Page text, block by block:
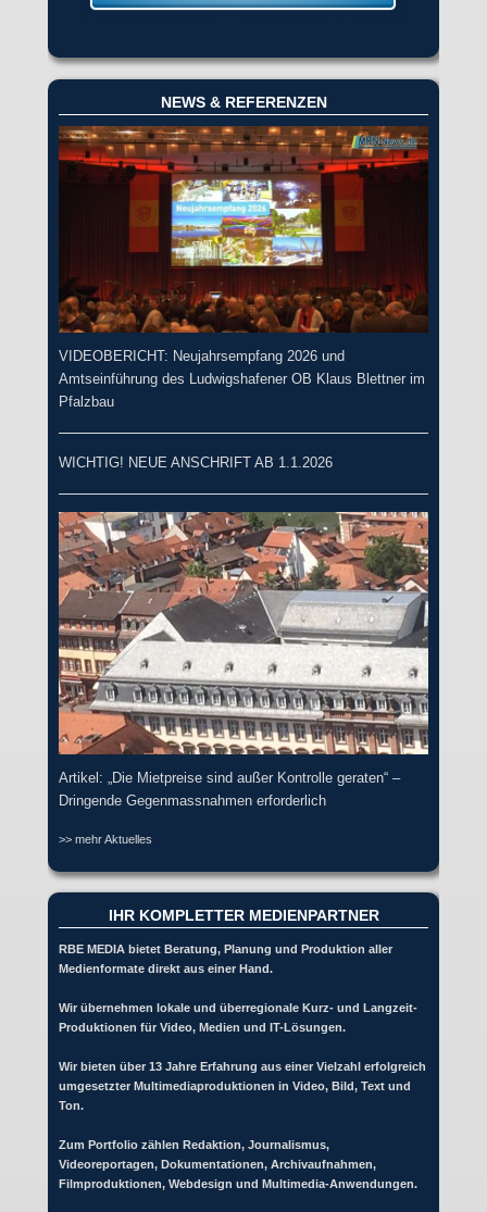
NEWS & REFERENZEN
VIDEOBERICHT: Neujahrsempfang 2026 und
Amtseinführung des Ludwigshafener OB Klaus Blettner im
Pfalzbau
WICHTIG! NEUE ANSCHRIFT AB 1.1.2026
Artikel: „Die Mietpreise sind außer Kontrolle geraten“ –
Dringende Gegenmassnahmen erforderlich
>> mehr Aktuelles
IHR KOMPLETTER MEDIENPARTNER
RBE MEDIA bietet Beratung, Planung und Produktion aller
Medienformate direkt aus einer Hand.
Wir übernehmen lokale und überregionale Kurz- und Langzeit-
Produktionen für Video, Medien und IT-Lösungen.
Wir bieten über 13 Jahre Erfahrung aus einer Vielzahl erfolgreich
umgesetzter Multimediaproduktionen in Video, Bild, Text und
Ton.
Zum Portfolio zählen Redaktion, Journalismus,
Videoreportagen, Dokumentationen, Archivaufnahmen,
Filmproduktionen, Webdesign und Multimedia-Anwendungen.